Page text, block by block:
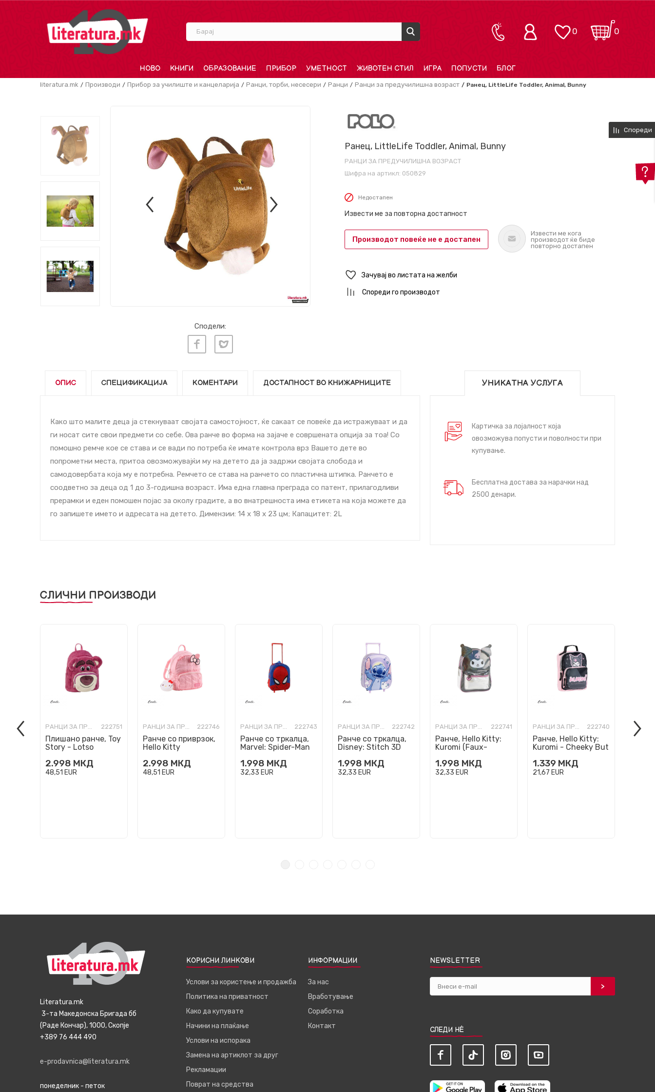
Барај 0
0
НОВО КНИГИ ОБРАЗОВАНИЕ ПРИБОР УМЕТНОСТ ЖИВОТЕН СТИЛ ИГРА ПОПУСТИ БЛОГ
literatura.mk Производи Прибор за училиште и канцеларија Ранци, торби, несесери Ранци Ранци за предучилишна возраст Ранец, LittleLife Toddler, Animal, Bunny
Сподели:
Ранец, LittleLife Toddler, Animal, Bunny
РАНЦИ ЗА ПРЕДУЧИЛИШНА ВОЗРАСТ
Шифра на артикл: 050829
Недостапен
Извести ме за повторна достапност
Производот повеќе не е достапен
Извести ме кога
производот ќе биде
повторно достапен
Зачувај во листата на желби
Спореди го производот
ОПИС СПЕЦИФИКАЦИЈА КОМЕНТАРИ ДОСТАПНОСТ ВО КНИЖАРНИЦИТЕ
Како што малите деца ја стекнуваат својата самостојност, ќе сакаат се повеќе да истражуваат и да
ги носат сите свои предмети со себе. Ова ранче во форма на зајаче е совршената опција за тоа! Со
помошно ремче кое се става и се вади по потреба ќе имате контрола врз Вашето дете во
попрометни места, притоа овозможувајќи му на детето да ја задржи својата слобода и
самодовербата која му е потребна. Ремчето се става на ранчето со пластична штипка. Ранчето е
соодветно за деца од 1 до 3-годишна возраст. Има една главна преграда со патент, прилагодливи
прерамки и еден помошен појас за околу градите, а во внатрешноста има етикета на која можете да
го запишете името и адресата на детето. Димензии: 14 х 18 х 23 цм; Капацитет: 2L
УНИКАТНА УСЛУГА
Картичка за лојалност која
овозможува попусти и поволности при
купување.
Бесплатна достава за нарачки над
2500 денари.
СЛИЧНИ ПРОИЗВОДИ
РАНЦИ ЗА ПРЕДУЧИЛИШНА ВОЗРАСТ 222751
Плишано ранче, Toy
Story - Lotso
2.998 МКД
48,51 EUR
РАНЦИ ЗА ПРЕДУЧИЛИШНА ВОЗРАСТ 222746
Ранче со приврзок,
Hello Kitty
2.998 МКД
48,51 EUR
РАНЦИ ЗА ПРЕДУЧИЛИШНА ВОЗРАСТ 222743
Ранче со тркалца,
Marvel: Spider-Man
1.998 МКД
32,33 EUR
РАНЦИ ЗА ПРЕДУЧИЛИШНА ВОЗРАСТ 222742
Ранче со тркалца,
Disney: Stitch 3D
1.998 МКД
32,33 EUR
РАНЦИ ЗА ПРЕДУЧИЛИШНА ВОЗРАСТ 222741
Ранче, Hello Kitty:
Kuromi (Faux-
1.998 МКД
32,33 EUR
РАНЦИ ЗА ПРЕДУЧИЛИШНА ВОЗРАСТ 222740
Ранче, Hello Kitty:
Kuromi - Cheeky But
1.339 МКД
21,67 EUR
Спореди
Literatura.mk
3-та Македонска Бригада бб
(Раде Кончар), 1000, Скопје
+389 76 444 490
e-prodavnica@literatura.mk
понеделник - петок
КОРИСНИ ЛИНКОВИ
Услови за користење и продажба
Политика на приватност
Како да купувате
Начини на плаќање
Услови на испорака
Замена на артиклот за друг
Рекламации
Поврат на средства
ИНФОРМАЦИИ
За нас
Вработување
Соработка
Контакт
NEWSLETTER
СЛЕДИ НЀ